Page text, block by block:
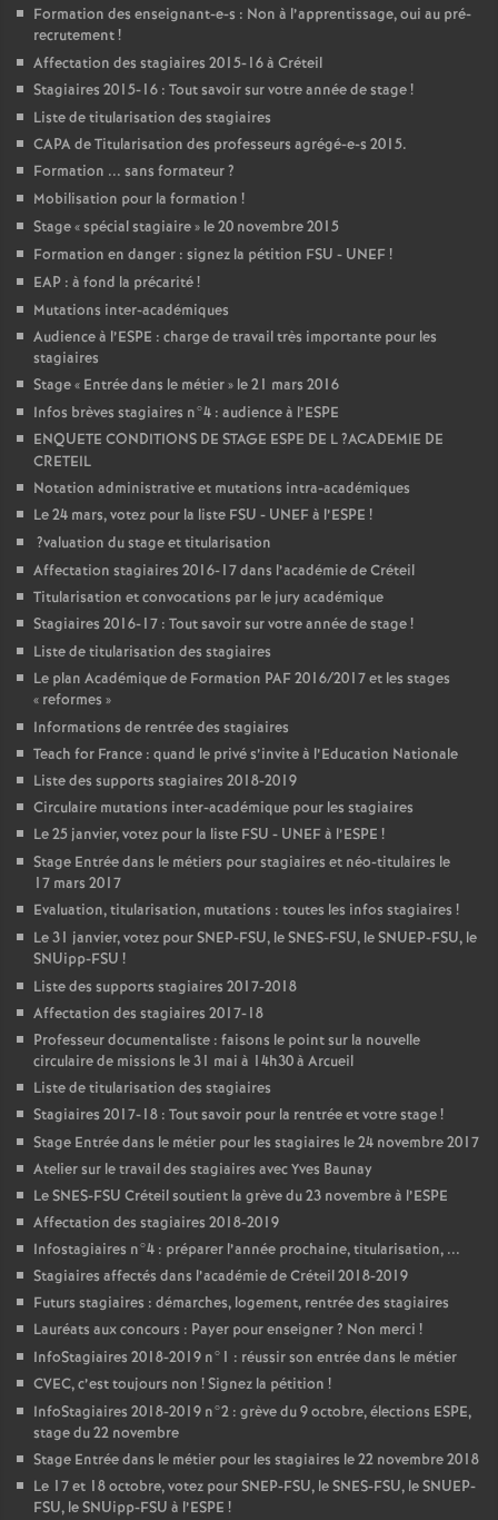
Formation des enseignant-e-s : Non à l’apprentissage, oui au pré-
recrutement!
Affectation des stagiaires 2015-16 à Créteil
Stagiaires 2015-16 : Tout savoir sur votre année de stage!
Liste de titularisation des stagiaires
CAPAde Titularisation des professeurs agrégé-e-s 2015.
Formation ... sans formateur?
Mobilisation pour la formation !
Stage «spécial stagiaire» le 20 novembre 2015
Formation en danger : signez la pétition FSU - UNEF!
EAP : à fond la précarité!
Mutations inter-académiques
Audience à l’ESPE : charge de travail très importante pour les
stagiaires
Stage « Entrée dans le métier» le 21 mars 2016
Infos brèves stagiaires n°4 : audience à l’ESPE
ENQUETE CONDITIONS DE STAGE ESPE DE L?ACADEMIE DE
CRETEIL
Notation administrative et mutations intra-académiques
Le 24 mars, votez pour la liste FSU - UNEFà l’ESPE !
?valuation du stage et titularisation
Affectation stagiaires 2016-17 dans l’académie de Créteil
Titularisation et convocations par le jury académique
Stagiaires 2016-17 : Tout savoir sur votre année de stage!
Liste de titularisation des stagiaires
Le plan Académique de Formation PAF2016/2017 et les stages
« reformes »
Informations de rentrée des stagiaires
Teach for France : quand le privé s’invite à l’Education Nationale
Liste des supports stagiaires 2018-2019
Circulaire mutations inter-académique pour les stagiaires
Le 25 janvier, votez pour la liste FSU - UNEFà l’ESPE !
Stage Entrée dans le métiers pour stagiaires et néo-titulaires le
17 mars 2017
Evaluation, titularisation, mutations : toutes les infos stagiaires !
Le 31 janvier, votez pourSNEP-FSU, leSNES-FSU, leSNUEP-FSU, le
SNUipp-FSU !
Liste des supports stagiaires 2017-2018
Affectation des stagiaires 2017-18
Professeur documentaliste : faisons le point sur la nouvelle
circulaire de missions le 31 mai à 14h30 à Arcueil
Liste de titularisation des stagiaires
Stagiaires 2017-18 : Tout savoir pour la rentrée et votre stage!
Stage Entrée dans le métier pour les stagiaires le 24 novembre 2017
Atelier sur le travail des stagiaires avec Yves Baunay
LeSNES-FSU Créteil soutient la grève du 23 novembre à l’ESPE
Affectation des stagiaires 2018-2019
Infostagiaires n°4 : préparer l’année prochaine, titularisation, ...
Stagiaires affectés dans l’académie de Créteil 2018-2019
Futurs stagiaires : démarches, logement, rentrée des stagiaires
Lauréats aux concours : Payer pour enseigner? Non merci !
InfoStagiaires 2018-2019 n°1 : réussir son entrée dans le métier
CVEC, c’est toujours non ! Signez la pétition !
InfoStagiaires 2018-2019 n°2 : grève du 9 octobre, élections ESPE,
stage du 22 novembre
Stage Entrée dans le métier pour les stagiaires le 22 novembre 2018
Le 17 et 18 octobre, votez pourSNEP-FSU, leSNES-FSU, leSNUEP-
FSU, le SNUipp-FSU à l’ESPE !